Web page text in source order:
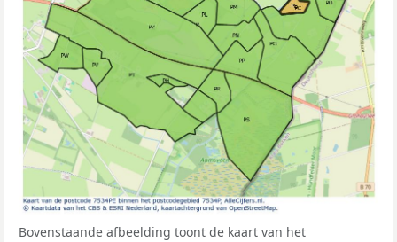
Bovenstaande afbeelding toont de kaart van het